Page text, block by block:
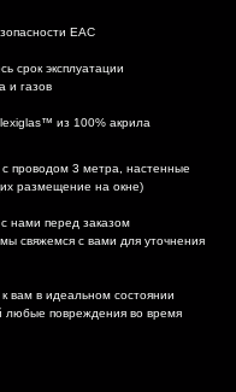
EAC
срок эксплуатации
и газов
из 100% акрила
с проводом 3 метра, настенные
размещение на окне)
нами перед заказом
свяжемся с вами для уточнения
вам в идеальном состоянии
любые повреждения во время